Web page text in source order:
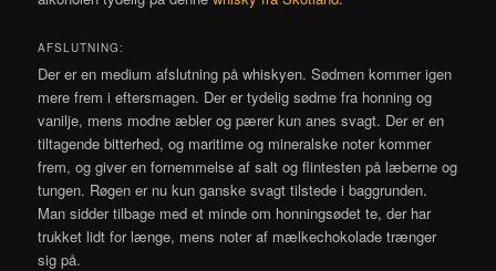
AFSLUTNING:
Der er en medium afslutning på whiskyen. Sødmen kommer igen
mere frem i eftersmagen. Der er tydelig sødme fra honning og
vanilje, mens modne æbler og pærer kun anes svagt. Der er en
tiltagende bitterhed, og maritime og mineralske noter kommer
frem, og giver en fornemmelse af salt og flintesten på læberne og
tungen. Røgen er nu kun ganske svagt tilstede i baggrunden.
Man sidder tilbage med et minde om honningsødet te, der har
trukket lidt for længe, mens noter af mælkechokolade trænger
sig på.